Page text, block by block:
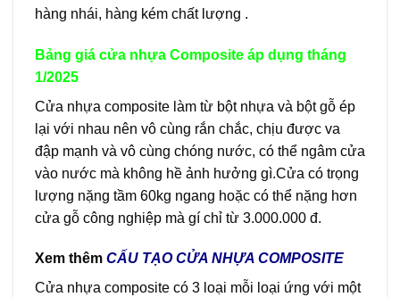
hàng nhái, hàng kém chất lượng .
Bảng giá cửa nhựa Composite áp dụng tháng
1/2025
Cửa nhựa composite làm từ bột nhựa và bột gỗ ép
lại với nhau nên vô cùng rắn chắc, chịu được va
đập mạnh và vô cùng chóng nước, có thể ngâm cửa
vào nước mà không hề ảnh hưởng gì.Cửa có trọng
lượng nặng tầm 60kg ngang hoặc có thể nặng hơn
cửa gỗ công nghiệp mà gí chỉ từ 3.000.000 đ.
Xem thêm CẤU TẠO CỬA NHỰA COMPOSITE
Cửa nhựa composite có 3 loại mỗi loại ứng với một